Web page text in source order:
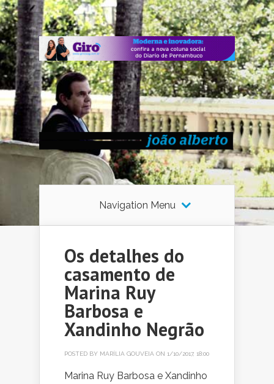
Navigation Menu
Os detalhes do
casamento de
Marina Ruy
Barbosa e
Xandinho Negrão
POSTED BY MARÍLIA GOUVEIA ON 1/10/2017, 18:00
Marina Ruy Barbosa e Xandinho